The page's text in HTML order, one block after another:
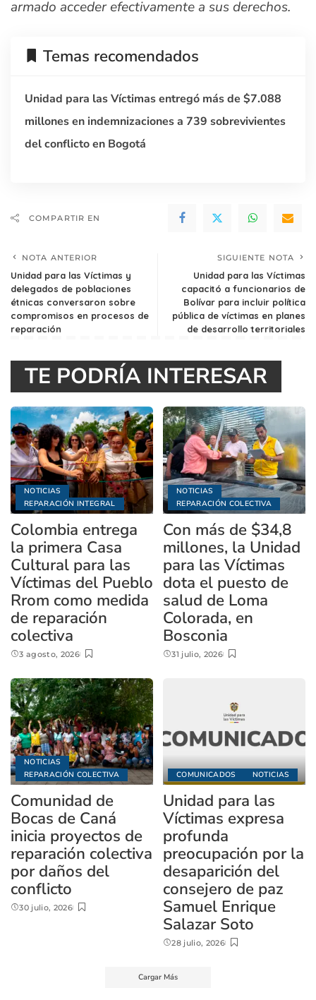
armado acceder efectivamente a sus derechos.
Temas recomendados
Unidad para las Víctimas entregó más de $7.088
millones en indemnizaciones a 739 sobrevivientes
del conflicto en Bogotá
COMPARTIR EN
NOTA ANTERIOR
Unidad para las Víctimas y
delegados de poblaciones
étnicas conversaron sobre
compromisos en procesos de
reparación
SIGUIENTE NOTA
Unidad para las Víctimas
capacitó a funcionarios de
Bolívar para incluir política
pública de víctimas en planes
de desarrollo territoriales
TE PODRÍA INTERESAR
NOTICIAS
REPARACIÓN INTEGRAL
Colombia entrega
la primera Casa
Cultural para las
Víctimas del Pueblo
Rrom como medida
de reparación
colectiva
3 agosto, 2026
NOTICIAS
REPARACIÓN COLECTIVA
Con más de $34,8
millones, la Unidad
para las Víctimas
dota el puesto de
salud de Loma
Colorada, en
Bosconia
31 julio, 2026
NOTICIAS
REPARACIÓN COLECTIVA
Comunidad de
Bocas de Caná
inicia proyectos de
reparación colectiva
por daños del
conflicto
30 julio, 2026
COMUNICADOS NOTICIAS
Unidad para las
Víctimas expresa
profunda
preocupación por la
desaparición del
consejero de paz
Samuel Enrique
Salazar Soto
28 julio, 2026
Cargar Más